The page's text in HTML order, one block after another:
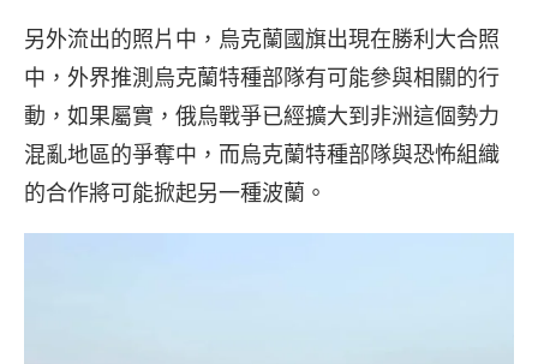
另外流出的照片中，烏克蘭國旗出現在勝利大合照
中，外界推測烏克蘭特種部隊有可能參與相關的行
動，如果屬實，俄烏戰爭已經擴大到非洲這個勢力
混亂地區的爭奪中，而烏克蘭特種部隊與恐怖組織
的合作將可能掀起另一種波蘭。